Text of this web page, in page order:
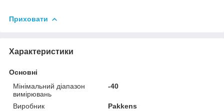
Приховати
Характеристики
Основні
Мінімальний діапазон
вимірювань
-40
Виробник
Pakkens